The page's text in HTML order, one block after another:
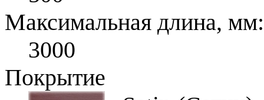
Максимальная длина, мм:
3000
Покрытие